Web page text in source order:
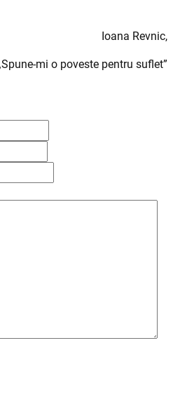
Ioana Revnic,
mi o poveste pentru suflet”